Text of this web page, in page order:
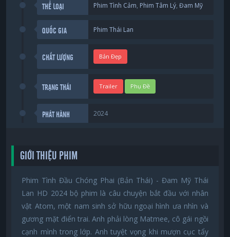
THỂ LOẠI Phim Tình Cảm, Phim Tâm Lý,Đam Mỹ
QUỐC GIA Phim Thái Lan
CHẤT LƯỢNG Bản Đẹp
TRẠNG THÁI Trailer Phụ Đề
PHÁT HÀNH 2024
GIỚI THIỆU PHIM
Phim Tình Đầu Chóng Phai (Bản Thái) - Đam Mỹ Thái
Lan HD 2024 bộ phim là câu chuyện bắt đầu với nhân
vật Atom, một nam sinh sở hữu ngoại hình ưa nhìn và
gương mặt điển trai. Anh phải lòng Matmee, cô gái ngồi
cạnh mình trong lớp. Anh tuyệt vọng khi mượn cục tẩy